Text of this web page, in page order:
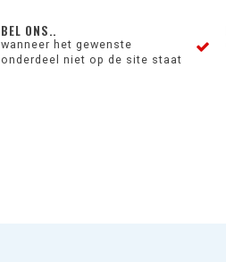
BEL ONS..
wanneer het gewenste
onderdeel niet op de site staat